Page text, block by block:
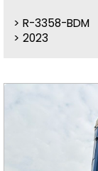
R-3358-BDM
2023